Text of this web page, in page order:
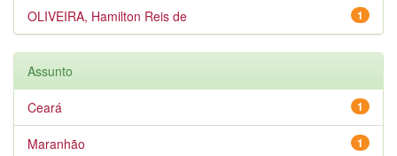
1
OLIVEIRA, Hamilton Reis de
Assunto
1
Ceará
1
Maranhão